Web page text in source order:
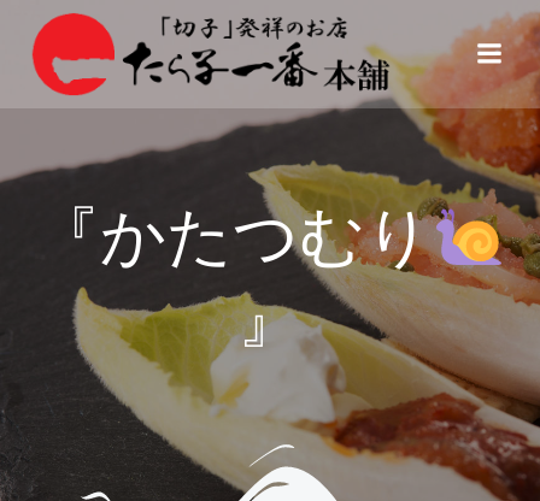
コ
ン
テ
ツ
ス
キ
ッ
『かたつむり
』